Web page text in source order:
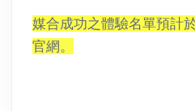
媒合成功之體驗名單預計
官網。